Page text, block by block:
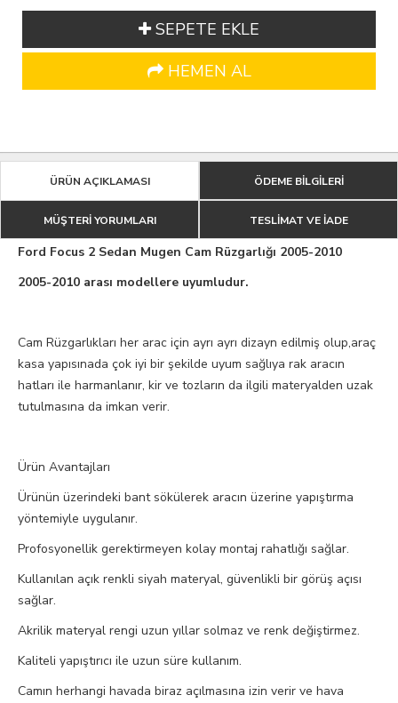
SEPETE EKLE
HEMEN AL
ÜRÜN AÇIKLAMASI ÖDEME BİLGİLERİ
MÜŞTERİ YORUMLARI TESLİMAT VE İADE
Ford Focus 2 Sedan Mugen Cam Rüzgarlığı 2005-2010
2005-2010 arası modellere uyumludur.
Cam Rüzgarlıkları her arac için ayrı ayrı dizayn edilmiş olup,araç
kasa yapısınada çok iyi bir şekilde uyum sağlıya rak aracın
hatları ile harmanlanır, kir ve tozların da ilgili materyalden uzak
tutulmasına da imkan verir.
Ürün Avantajları
Ürünün üzerindeki bant sökülerek aracın üzerine yapıştırma
yöntemiyle uygulanır.
Profosyonellik gerektirmeyen kolay montaj rahatlığı sağlar.
Kullanılan açık renkli siyah materyal, güvenlikli bir görüş açısı
sağlar.
Akrilik materyal rengi uzun yıllar solmaz ve renk değiştirmez.
Kaliteli yapıştırıcı ile uzun süre kullanım.
Camın herhangi havada biraz açılmasına izin verir ve hava